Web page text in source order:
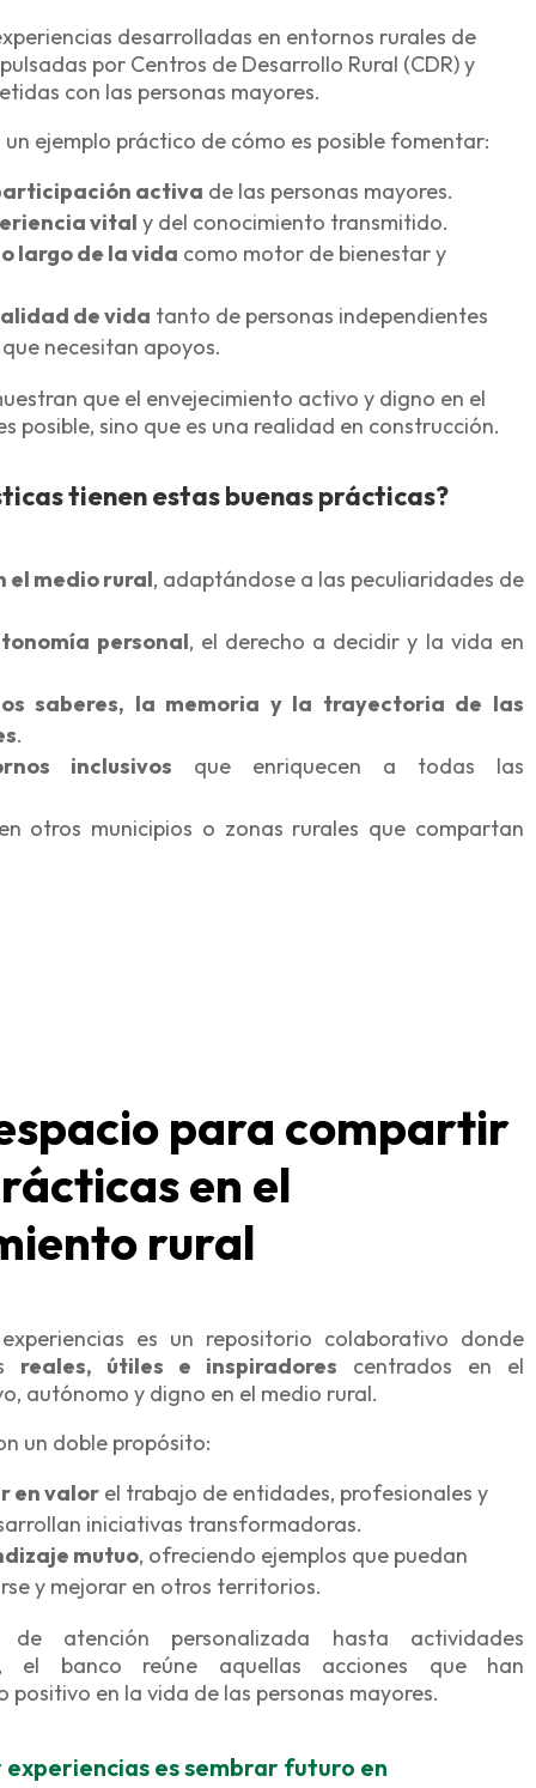
desarrolladas en entornos rurales de
por Centros de Desarrollo Rural (CDR) y
con las personas mayores.
ejemplo práctico de cómo es posible fomentar:
activa de las personas mayores.
vital y del conocimiento transmitido.
largo de la vida como motor de bienestar y
de vida tanto de personas independientes
necesitan apoyos.
que el envejecimiento activo y digno en el
posible, sino que es una realidad en construcción.
tienen estas buenas prácticas?
el medio rural, adaptándose a las peculiaridades de
personal, el derecho a decidir y la vida en
saberes, la memoria y la trayectoria de las
.
inclusivos que enriquecen a todas las
otros municipios o zonas rurales que compartan
para compartir
en el
rural
es un repositorio colaborativo donde
reales, útiles e inspiradores centrados en el
autónomo y digno en el medio rural.
un doble propósito:
en valor el trabajo de entidades, profesionales y
iniciativas transformadoras.
mutuo, ofreciendo ejemplos que puedan
y mejorar en otros territorios.
de atención personalizada hasta actividades
el banco reúne aquellas acciones que han
en la vida de las personas mayores.
es sembrar futuro en